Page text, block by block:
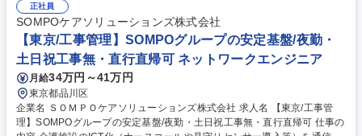
更範囲】当社の指定する業務 ※建物・地面に改変を加える業務は発生いた
しません。 募集職種 【北陸/土木工事監理】年収550万以上/125日休/常用
型の有期雇用派遣
正社員
SOMPOケアソリューションズ株式会社
【東京/工事管理】SOMPOグループの安定基盤/夜勤・
土日祝工事無・直行直帰可 ネットワークエンジニア
月給34万円～41万円
東京都品川区
企業名 ＳＯＭＰＯケアソリューションズ株式会社 求人名 【東京/工事管
理】SOMPOグループの安定基盤/夜勤・土日祝工事無・直行直帰可 仕事の